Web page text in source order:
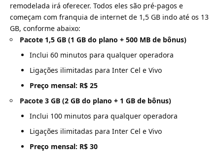
remodelada irá oferecer. Todos eles são pré-pagos e
começam com franquia de internet de 1,5 GB indo até os 13
GB, conforme abaixo:
Pacote 1,5 GB (1 GB do plano + 500 MB de bônus)
Inclui 60 minutos para qualquer operadora
Ligações ilimitadas para Inter Cel e Vivo
Preço mensal: R$ 25
Pacote 3 GB (2 GB do plano + 1 GB de bônus)
Inclui 100 minutos para qualquer operadora
Ligações ilimitadas para Inter Cel e Vivo
Preço mensal: R$ 30